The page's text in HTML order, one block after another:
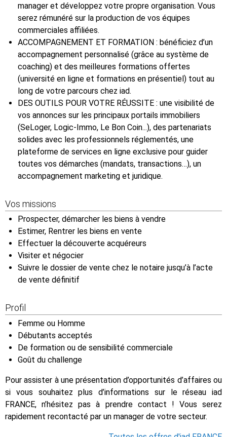
manager et développez votre propre organisation. Vous
serez rémunéré sur la production de vos équipes
commerciales affiliées.
ACCOMPAGNEMENT ET FORMATION : bénéficiez d’un
accompagnement personnalisé (grâce au système de
coaching) et des meilleures formations offertes
(université en ligne et formations en présentiel) tout au
long de votre parcours chez iad.
DES OUTILS POUR VOTRE RÉUSSITE : une visibilité de
vos annonces sur les principaux portails immobiliers
(SeLoger, Logic-Immo, Le Bon Coin...), des partenariats
solides avec les professionnels réglementés, une
plateforme de services en ligne exclusive pour guider
toutes vos démarches (mandats, transactions…), un
accompagnement marketing et juridique.
Vos missions
Prospecter, démarcher les biens à vendre
Estimer, Rentrer les biens en vente
Effectuer la découverte acquéreurs
Visiter et négocier
Suivre le dossier de vente chez le notaire jusqu’à l’acte
de vente définitif
Profil
Femme ou Homme
Débutants acceptés
De formation ou de sensibilité commerciale
Goût du challenge
Pour assister à une présentation d’opportunités d’affaires ou
si vous souhaitez plus d’informations sur le réseau iad
FRANCE, n’hésitez pas à prendre contact ! Vous serez
rapidement recontacté par un manager de votre secteur.